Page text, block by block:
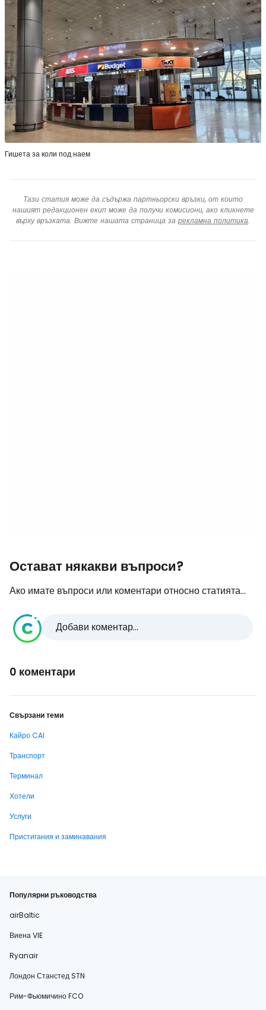
Гишета за коли под наем
Тази статия може да съдържа партньорски връзки, от които
нашият редакционен екип може да получи комисиони, ако кликнете
върху връзката. Вижте нашата страница за рекламна политика.
Остават някакви въпроси?
Ако имате въпроси или коментари относно статията...
Добави коментар...
0 коментари
Свързани теми
Кайро CAI
Транспорт
Терминал
Хотели
Услуги
Пристигания и заминавания
Популярни ръководства
airBaltic
Виена VIE
Ryanair
Лондон Станстед STN
Рим-Фьюмичино FCO